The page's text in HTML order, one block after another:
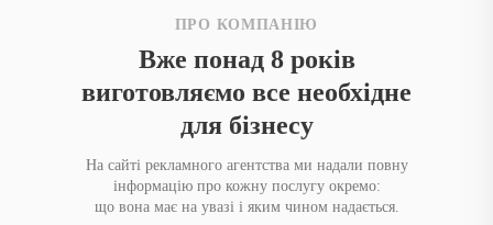
Окрім цього, ми завжди відкриті до нових ідей і нестандартних
завдань. Наші спеціалісти готові запропонувати унікальні
рішення, які допоможуть компанії вирізнятися серед конкурентів.
Завдяки сучасним технологіям і глибокому розумінню ринку
просування стає не просто рекламою, а повноцінним
інструментом розвитку. Саме тому співпрацю з «Реклама Київ»
обирають бізнеси, що прагнуть стабільного зростання та
впевненої позиції на ринку.
ПРО КОМПАНІЮ
Вже понад 8 років
виготовляємо все необхідне
для бізнесу
На сайті рекламного агентства ми надали повну
інформацію про кожну послугу окремо:
що вона має на увазі і яким чином надається.